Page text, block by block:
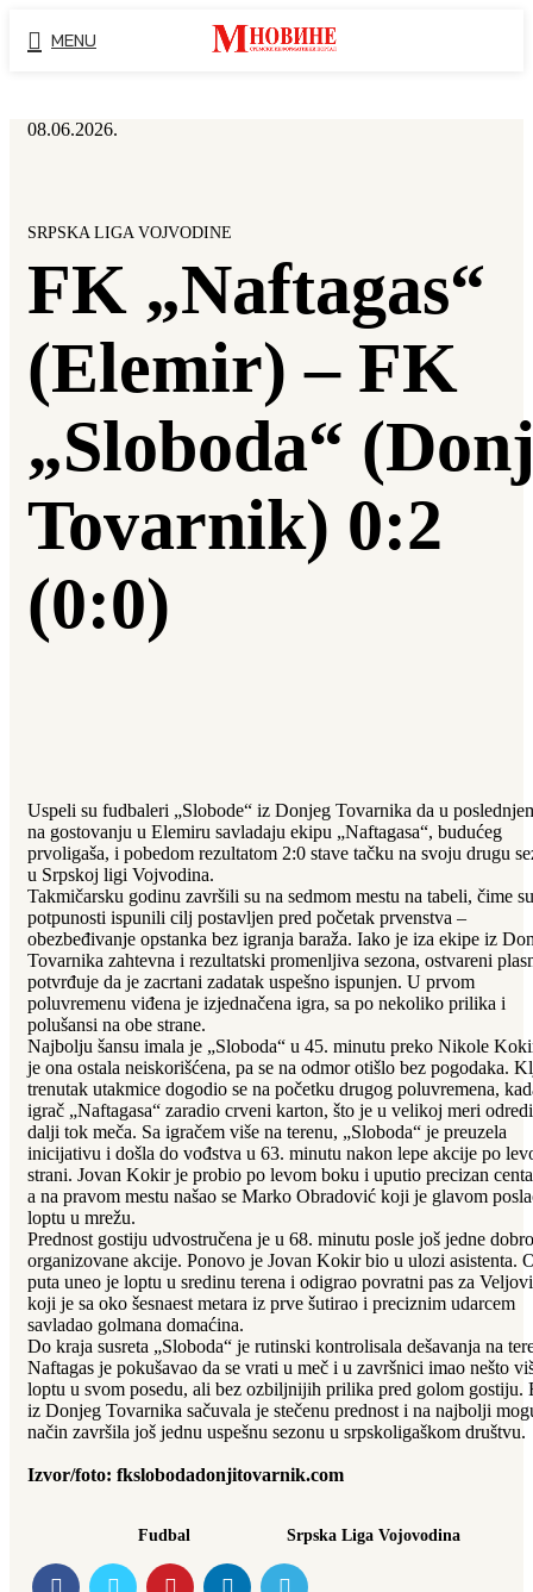
MENU
08.06.2026.
SRPSKA LIGA VOJVODINE
FK „Naftagas“
(Elemir) – FK
„Sloboda“
Tovarnik) 0:2
(0:0)
Uspeli su fudbaleri „Slobode“ iz Donjeg Tovarnika da u
na gostovanju u Elemiru savladaju ekipu „Naftagasa“, budućeg
prvoligaša, i pobedom rezultatom 2:0 stave tačku na svoju drugu
u Srpskoj ligi Vojvodina.
Takmičarsku godinu završili su na sedmom mestu na tabeli, čime
potpunosti ispunili cilj postavljen pred početak prvenstva –
obezbeđivanje opstanka bez igranja baraža. Iako je iza ekipe iz
Tovarnika zahtevna i rezultatski promenljiva sezona, ostvareni
potvrđuje da je zacrtani zadatak uspešno ispunjen. U prvom
poluvremenu viđena je izjednačena igra, sa po nekoliko prilika i
polušansi na obe strane.
Najbolju šansu imala je „Sloboda“ u 45. minutu preko Nikole
je ona ostala neiskorišćena, pa se na odmor otišlo bez pogodaka.
trenutak utakmice dogodio se na početku drugog poluvremena,
igrač „Naftagasa“ zaradio crveni karton, što je u velikoj meri
dalji tok meča. Sa igračem više na terenu, „Sloboda“ je preuzela
inicijativu i došla do vođstva u 63. minutu nakon lepe akcije po
strani. Jovan Kokir je probio po levom boku i uputio precizan
a na pravom mestu našao se Marko Obradović koji je glavom
loptu u mrežu.
Prednost gostiju udvostručena je u 68. minutu posle još jedne dobro
organizovane akcije. Ponovo je Jovan Kokir bio u ulozi asistenta.
puta uneo je loptu u sredinu terena i odigrao povratni pas za
koji je sa oko šesnaest metara iz prve šutirao i preciznim udarcem
savladao golmana domaćina.
Do kraja susreta „Sloboda“ je rutinski kontrolisala dešavanja na
Naftagas je pokušavao da se vrati u meč i u završnici imao nešto
loptu u svom posedu, ali bez ozbiljnijih prilika pred golom gostiju.
iz Donjeg Tovarnika sačuvala je stečenu prednost i na najbolji
način završila još jednu uspešnu sezonu u srpskoligaškom društvu.
Izvor/foto: fkslobodadonjitovarnik.com
Fudbal Srpska Liga Vojovodina